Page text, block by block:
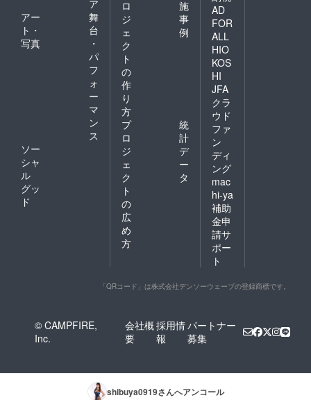
ア
アー
ト・
写真
舞
台
・
パ
フ
ォ
ー
マ
ン
ス
ソー
シャ
ル
グッ
ド
ロ
ジ
ェ
ク
ト
の
作
り
方
施
事
例
プ
ロ
ジ
ェ
ク
ト
の
広
め
方
統
計
デ
ー
タ
AD
FOR
ALL
HIO
KOS
HI
JFA
クラ
ウド
ファ
ン
ディ
ング
mac
hi-ya
補助
金申
請サ
ポー
ト
「QRコード」は株式会社デンソーウェーブの登録商標です。
© CAMPFIRE,
Inc.
会社概
要
採用情
報
パートナー
募集
shibuya0919さんへアンコール